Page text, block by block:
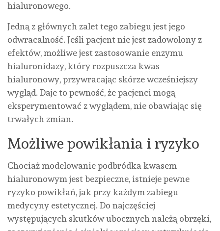
hialuronowego.
Jedną z głównych zalet tego zabiegu jest jego
odwracalność. Jeśli pacjent nie jest zadowolony z
efektów, możliwe jest zastosowanie enzymu
hialuronidazy, który rozpuszcza kwas
hialuronowy, przywracając skórze wcześniejszy
wygląd. Daje to pewność, że pacjenci mogą
eksperymentować z wyglądem, nie obawiając się
trwałych zmian.
Możliwe powikłania i ryzyko
Chociaż modelowanie podbródka kwasem
hialuronowym jest bezpieczne, istnieje pewne
ryzyko powikłań, jak przy każdym zabiegu
medycyny estetycznej. Do najczęściej
występujących skutków ubocznych należą obrzęki,